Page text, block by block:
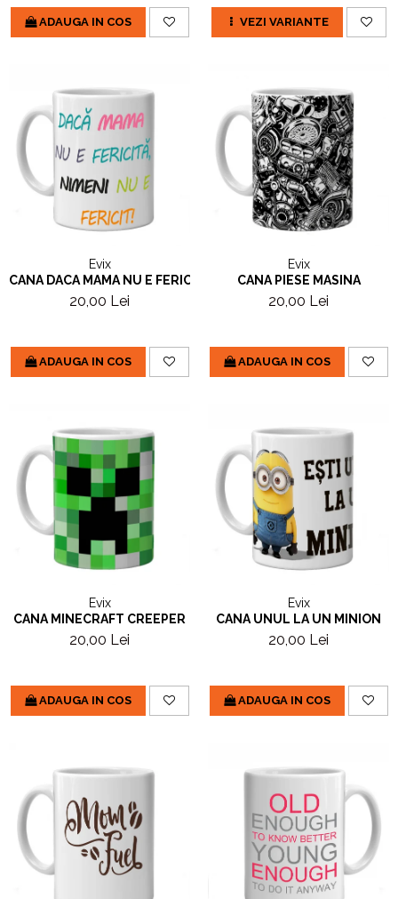
ADAUGA IN COS VEZI VARIANTE
Evix
CANA DACA MAMA NU E FERICITA
20,00 Lei
ADAUGA IN COS
Evix
CANA PIESE MASINA
20,00 Lei
ADAUGA IN COS
Evix
CANA MINECRAFT CREEPER
20,00 Lei
ADAUGA IN COS
Evix
CANA UNUL LA UN MINION
20,00 Lei
ADAUGA IN COS